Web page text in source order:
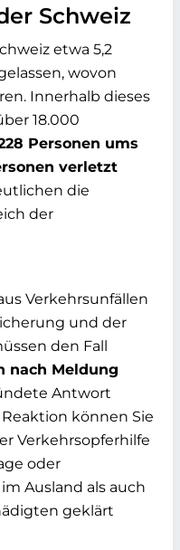
Schweiz
etwa 5,2
wovon
Innerhalb dieses
18.000
Personen ums
verletzt
die
der
Verkehrsunfällen
und der
den Fall
nach Meldung
Antwort
können Sie
Verkehrsopferhilfe
oder
Ausland als auch
geklärt